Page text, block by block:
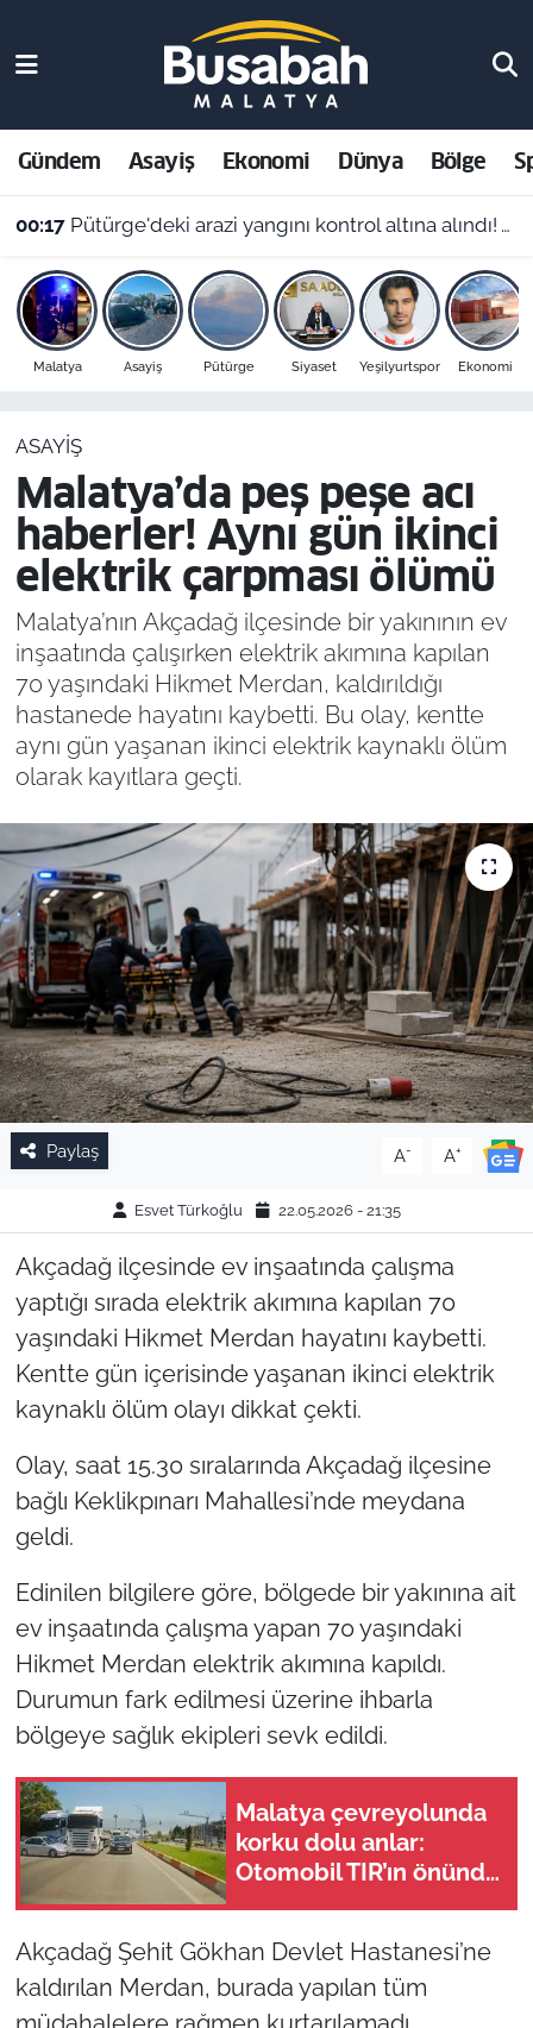
Gündem Asayiş Ekonomi Dünya Bölge
00:17 Pütürge'deki arazi yangını kontrol altına alındı! Vali Yavuz'dan çağrı
Malatya Asayiş Pütürge Siyaset Yeşilyurtspor Ekonomi
ASAYIŞ
Malatya’da peş peşe acı
haberler! Aynı gün ikinci
elektrik çarpması ölümü
Malatya’nın Akçadağ ilçesinde bir yakınının ev
inşaatında çalışırken elektrik akımına kapılan
70 yaşındaki Hikmet Merdan, kaldırıldığı
hastanede hayatını kaybetti. Bu olay, kentte
aynı gün yaşanan ikinci elektrik kaynaklı ölüm
olarak kayıtlara geçti.
Paylaş A- A+
Esvet Türkoğlu 22.05.2026 - 21:35
Akçadağ ilçesinde ev inşaatında çalışma
yaptığı sırada elektrik akımına kapılan 70
yaşındaki Hikmet Merdan hayatını kaybetti.
Kentte gün içerisinde yaşanan ikinci elektrik
kaynaklı ölüm olayı dikkat çekti.
Olay, saat 15.30 sıralarında Akçadağ ilçesine
bağlı Keklikpınarı Mahallesi’nde meydana
geldi.
Edinilen bilgilere göre, bölgede bir yakınına ait
ev inşaatında çalışma yapan 70 yaşındaki
Hikmet Merdan elektrik akımına kapıldı.
Durumun fark edilmesi üzerine ihbarla
bölgeye sağlık ekipleri sevk edildi.
Malatya çevreyolunda
korku dolu anlar:
Otomobil TIR’ın önünde
Akçadağ Şehit Gökhan Devlet Hastanesi’ne
kaldırılan Merdan, burada yapılan tüm
Asayiş
Ekonomi
Dünya
Bölge
Resmi İlanlar
Malatya Nöbetçi Eczaneler
Malatya Hava Durumu
Malatya Namaz Vakitleri
Malatya Trafik Yoğunluk Haritası
Süper Lig Puan Durumu ve Fikstür
Son Dakika Haberleri
Haber Arşivi